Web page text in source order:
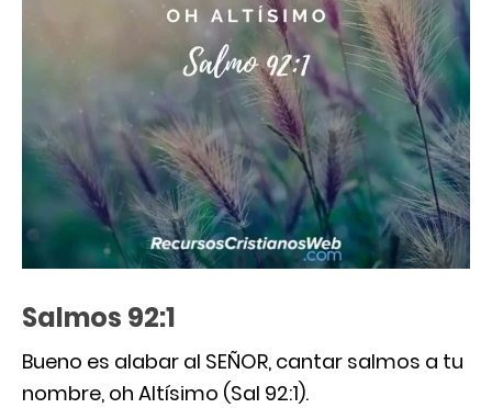
Salmos 92:1
Bueno es alabar al SEÑOR, cantar salmos a tu
nombre, oh Altísimo (Sal 92:1).